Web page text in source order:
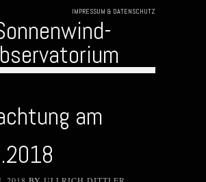
IMPRESSUM & DATENSCHUTZ
am
2018 BY ULLRICH DITTLER